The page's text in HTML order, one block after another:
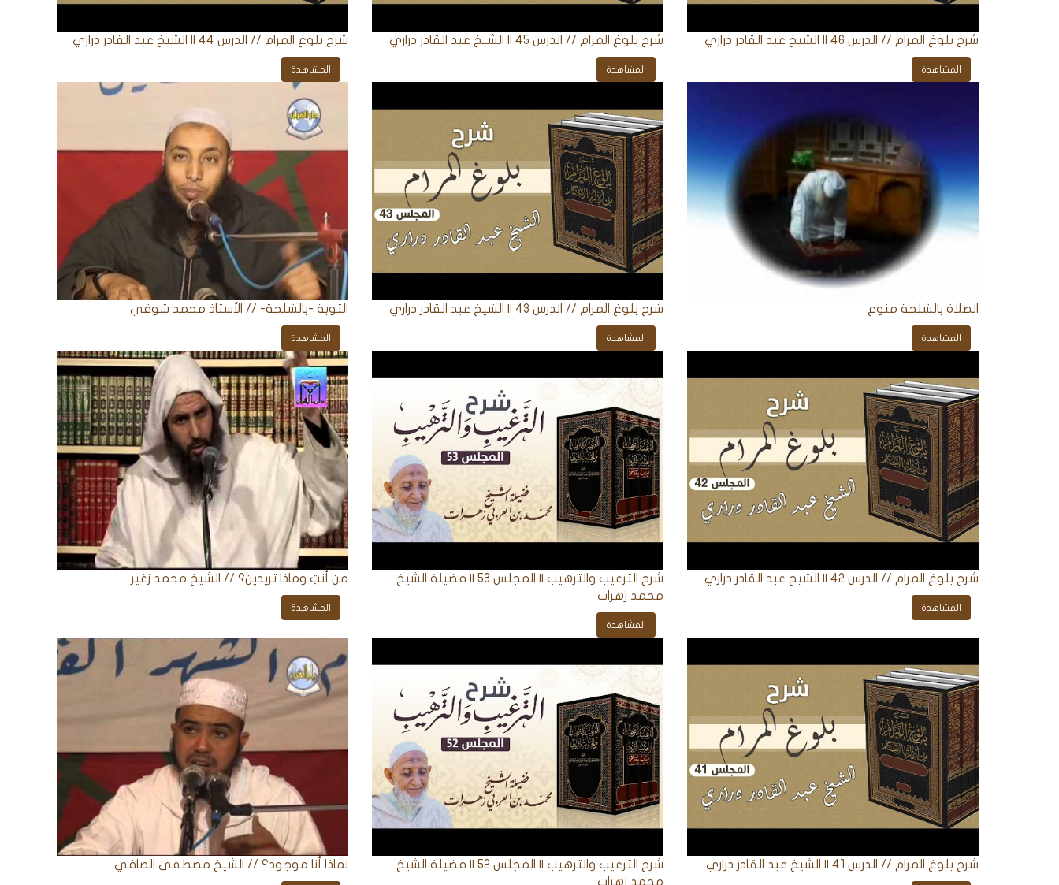
الردود
والمقالات
شرح بلوغ المرام // الدرس 46 || الشيخ عبد القادر دراري
المشاهدة
شرح بلوغ المرام // الدرس 45 || الشيخ عبد القادر دراري
المشاهدة
شرح بلوغ المرام // الدرس 44 || الشيخ عبد القادر دراري
المشاهدة
الصلاة بالشلحة منوع
المشاهدة
شرح بلوغ المرام // الدرس 43 || الشيخ عبد القادر دراري
المشاهدة
التوبة -بالشلحة- // الأستاذ محمد شوقي
المشاهدة
شرح بلوغ المرام // الدرس 42 || الشيخ عبد القادر دراري
المشاهدة
شرح الترغيب والترهيب || المجلس 53 || فضيلة الشيخ
محمد زهرات
المشاهدة
من أنتِ وماذا تريدين؟ // الشيخ محمد زغير
المشاهدة
شرح بلوغ المرام // الدرس 41 || الشيخ عبد القادر دراري
شرح الترغيب والترهيب || المجلس 52 || فضيلة الشيخ
محمد زهرات
لماذا أنا موجود؟ // الشيخ مصطفى الصافي